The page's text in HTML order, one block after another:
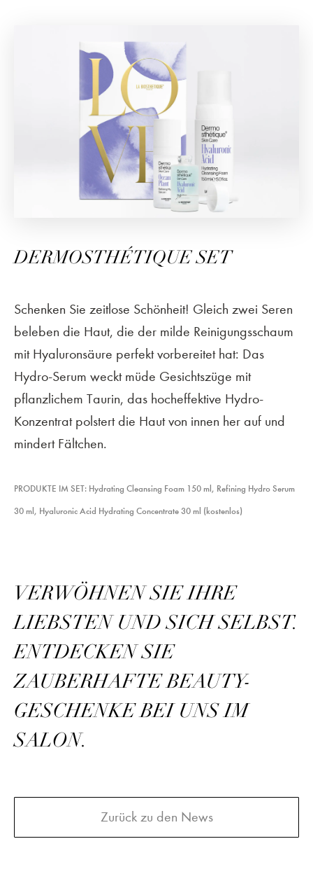
DERMOSTHÉTIQUE SET
Schenken Sie zeitlose Schönheit! Gleich zwei Seren
beleben die Haut, die der milde Reinigungsschaum
mit Hyaluronsäure perfekt vorbereitet hat: Das
Hydro-Serum weckt müde Gesichtszüge mit
pflanzlichem Taurin, das hocheffektive Hydro-
Konzentrat polstert die Haut von innen her auf und
mindert Fältchen.
PRODUKTE IM SET: Hydrating Cleansing Foam 150 ml, Refining Hydro Serum
30 ml, Hyaluronic Acid Hydrating Concentrate 30 ml (kostenlos)
VERWÖHNEN SIE IHRE
LIEBSTEN UND SICH SELBST.
ENTDECKEN SIE
ZAUBERHAFTE BEAUTY-
GESCHENKE BEI UNS IM
SALON.
Zurück zu den News